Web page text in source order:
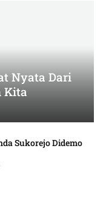
Nyata Dari
Kita
Sukorejo Didemo